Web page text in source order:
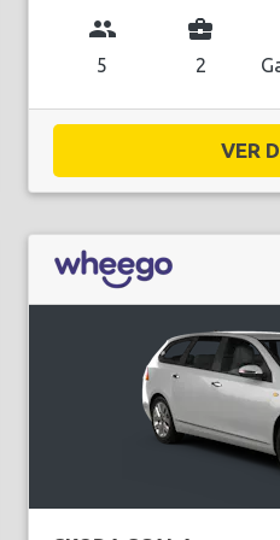
group
5
business_center
2
VER